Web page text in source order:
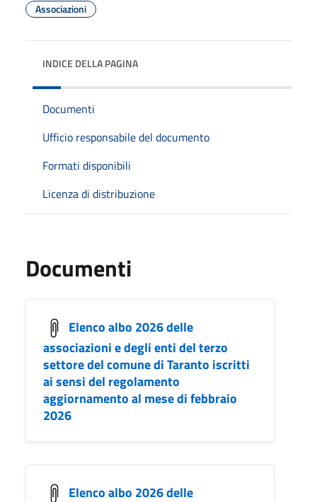
Associazioni
INDICE DELLA PAGINA
Documenti
Ufficio responsabile del documento
Formati disponibili
Licenza di distribuzione
Documenti
Elenco albo 2026 delle
associazioni e degli enti del terzo
settore del comune di Taranto iscritti
ai sensi del regolamento
aggiornamento al mese di febbraio
2026
Elenco albo 2026 delle